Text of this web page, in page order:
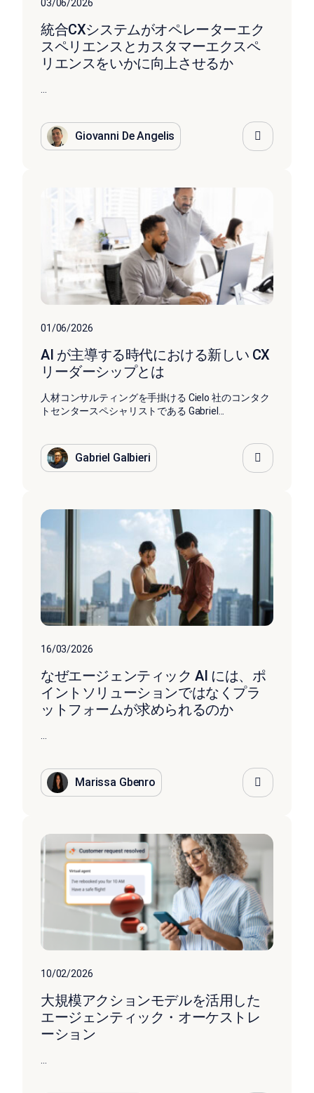
03/06/2026
統合CXシステムがオペレーターエク
スペリエンスとカスタマーエクスペ
リエンスをいかに向上させるか
...
Giovanni De Angelis
01/06/2026
AI が主導する時代における新しい CX
リーダーシップとは
人材コンサルティングを手掛ける Cielo 社のコンタク
トセンタースペシャリストである Gabriel...
Gabriel Galbieri
16/03/2026
なぜエージェンティック AI には、ポ
イントソリューションではなくプラ
ットフォームが求められるのか
Marissa Gbenro
10/02/2026
大規模アクションモデルを活用した
エージェンティック・オーケストレ
ーション